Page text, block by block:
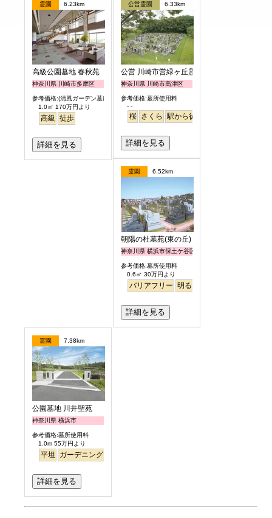
霊園 6.23km
高級公園墓地 春秋苑
神奈川県 川崎市多摩区
参考価格:(清風ガーデン墓所)
1.0㎡ 170万円より
高級 徒歩
詳細を見る
公営霊園 6.33km
公営 川崎市営緑ヶ丘霊園
神奈川県 川崎市高津区
参考価格:墓所使用料
- -
桜 さくら 駅から徒歩
詳細を見る
霊園 6.52km
朝陽の杜墓苑(東の丘)
神奈川県 横浜市保土ケ谷区
参考価格:墓所使用料
0.6㎡ 30万円より
バリアフリー 明るい
詳細を見る
霊園 7.38km
公園墓地 川井聖苑
神奈川県 横浜市
参考価格:墓所使用料
1.0m 55万円より
平坦 ガーデニング
詳細を見る